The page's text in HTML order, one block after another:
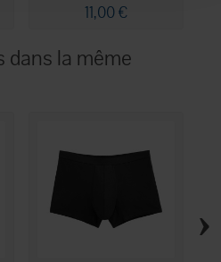
11,00 €
dans la même
›